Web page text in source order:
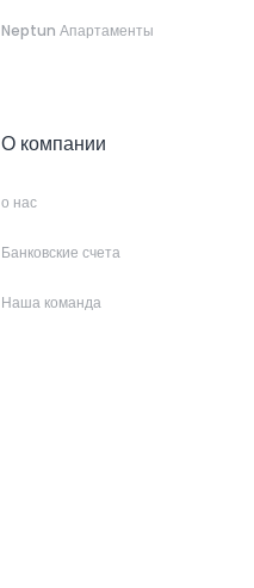
Neptun Апартаменты
О компании
о нас
Банковские счета
Наша команда